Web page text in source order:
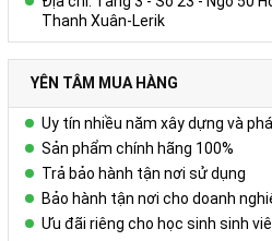
Thanh Xuân-Lerik
YÊN TÂM MUA HÀNG
Uy tín nhiều năm xây dựng và
Sản phẩm chính hãng 100%
Trả bảo hành tận nơi sử dụng
Bảo hành tận nơi cho doanh
Ưu đãi riêng cho học sinh sinh